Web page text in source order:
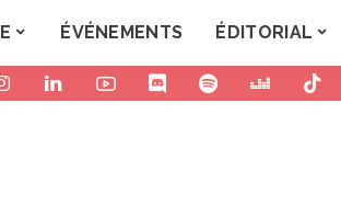
ÉVÉNEMENTS ÉDITORIAL